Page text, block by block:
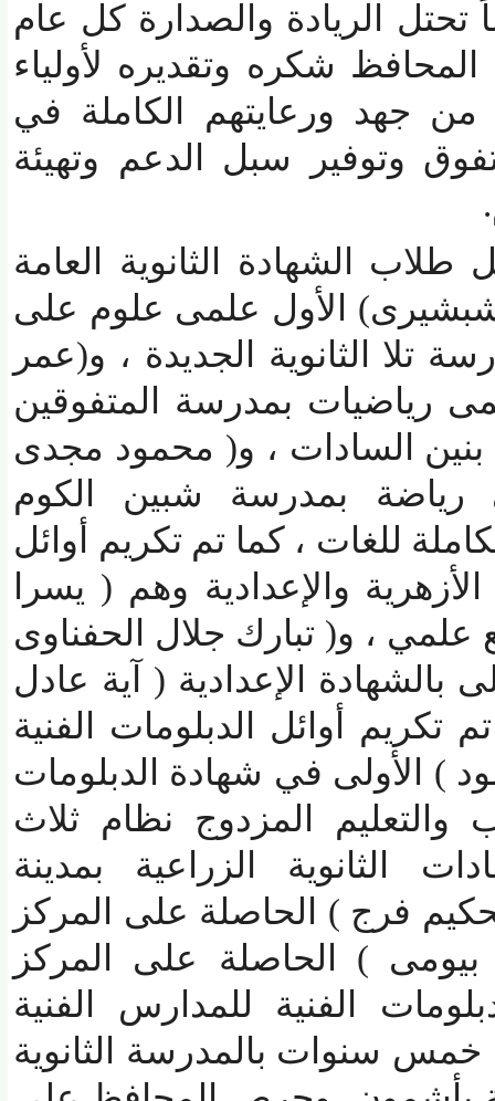
الريادة والصدارة كل عام
شكره وتقديره لأولياء
جهد ورعايتهم الكاملة في
وتوفير سبل الدعم وتهيئة
الشهادة الثانوية العامة
الأول علمى علوم على
الثانوية الجديدة ، و(عمر
بمدرسة المتفوقين
السادات ، و( محمود مجدى
بمدرسة شبين الكوم
للغات ، كما تم تكريم أوائل
والإعدادية وهم ( يسرا
، و( تبارك جلال الحفناوى
الإعدادية ( آية عادل
أوائل الدبلومات الفنية
في شهادة الدبلومات
المزدوج نظام ثلاث
الزراعية بمدينة
فرج ) الحاصلة على المركز
) الحاصلة على المركز
الفنية للمدارس الفنية
سنوات بالمدرسة الثانوية